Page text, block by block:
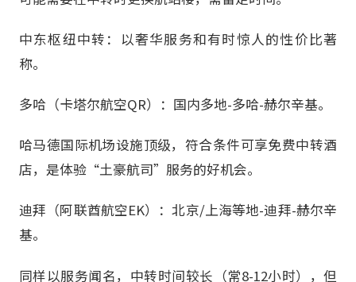
中东枢纽中转：以奢华服务和有时惊人的性价比著
称。
多哈（卡塔尔航空QR）：国内多地-多哈-赫尔辛基。
哈马德国际机场设施顶级，符合条件可享免费中转酒
店，是体验“土豪航司”服务的好机会。
迪拜（阿联酋航空EK）：北京/上海等地-迪拜-赫尔辛
基。
同样以服务闻名，中转时间较长（常8-12小时），但